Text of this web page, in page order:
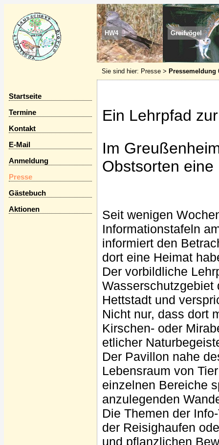
HW4 Greifvögel
Sie sind hier: Presse > Pressemeldung
Startseite
Termine
Kontakt
E-Mail
Anmeldung
Presse
Gästebuch
Aktionen
Ein Lehrpfad
Im
Obstsorten
Seit wenigen
Informationstafeln
informiert den
dort eine Heimat
Der vorbildliche
Wasserschutzgebiet
Hettstadt und
Nicht nur, dass dort
Kirschen- oder
etlicher
Der Pavillon nahe
Lebensraum von
einzelnen Bereiche
anzulegenden
Die Themen der
der Reisighaufen
und pflanzlichen